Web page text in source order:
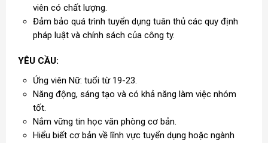
viên có chất lượng.
Đảm bảo quá trình tuyển dụng tuân thủ các quy định
pháp luật và chính sách của công ty.
YÊU CẦU:
Ứng viên Nữ: tuổi từ 19-23.
Năng động, sáng tạo và có khả năng làm việc nhóm
tốt.
Nắm vững tin học văn phòng cơ bản.
Hiểu biết cơ bản về lĩnh vực tuyển dụng hoặc ngành